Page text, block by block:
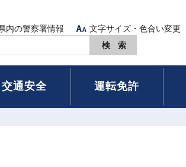
内の警察署情報 文字サイズ・色合い変更
交通安全 運転免許